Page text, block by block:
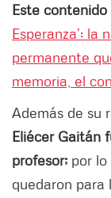
Este
Esperanza’: la
permanente
memoria, el
Además de su
Eliécer Gaitán
profesor; por
quedaron